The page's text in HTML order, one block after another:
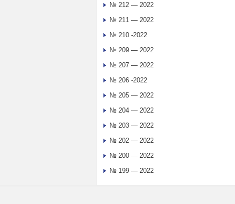
№ 212 — 2022
№ 211 — 2022
№ 210 -2022
№ 209 — 2022
№ 207 — 2022
№ 206 -2022
№ 205 — 2022
№ 204 — 2022
№ 203 — 2022
№ 202 — 2022
№ 200 — 2022
№ 199 — 2022